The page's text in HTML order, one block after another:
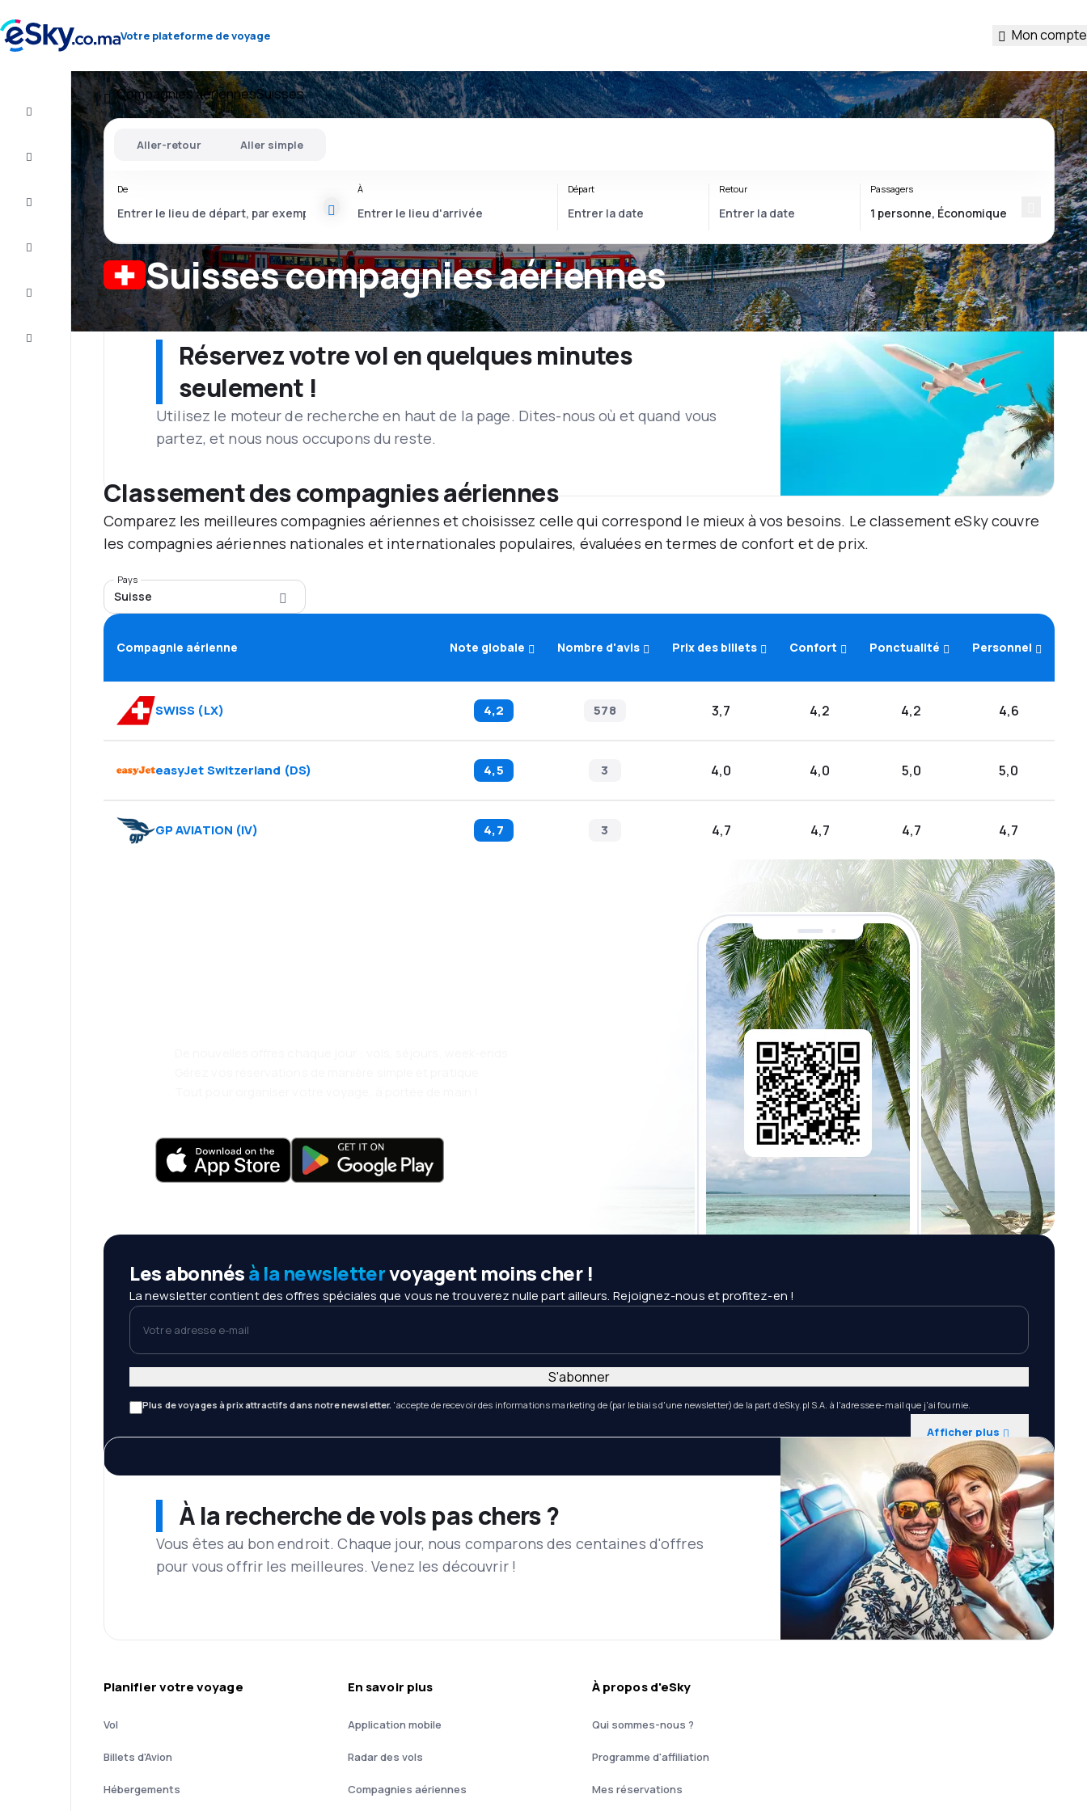
Votre plateforme de voyage Mon compte
Hébergements
Complete
Inspiration
and tips
Customer
Compagnies aériennesSuisses
Suisses compagnies aériennes
Aller-retour Aller simple
De À Départ Retour Passagers
Réservez votre vol en quelques minutes
seulement !
Utilisez le moteur de recherche en haut de la page. Dites-nous où et quand vous
partez, et nous nous occupons du reste.
Classement des compagnies aériennes
Comparez les meilleures compagnies aériennes et choisissez celle qui correspond le mieux à vos besoins. Le classement eSky couvre
les compagnies aériennes nationales et internationales populaires, évaluées en termes de confort et de prix.
Pays
Suisse
Compagnie aérienne Note globale Nombre d'avis Prix des billets Confort Ponctualité Personnel
SWISS (LX) 4,2 578 3,7 4,2 4,2 4,6
easyJet Switzerland (DS) 4,5 3 4,0 4,0 5,0 5,0
GP AVIATION (IV) 4,7 3 4,7 4,7 4,7 4,7
Les abonnésà la newslettervoyagent moins cher !
La newsletter contient des offres spéciales que vous ne trouverez nulle part ailleurs. Rejoignez-nous et profitez-en !
Votre adresse e-mail
Plus de voyages à prix attractifs dans notre newsletter. 'accepte de recevoir des informations marketing de (par le biais d'une newsletter) de la part d'eSky.pl S.A. à l'adresse e-mail que j'ai fournie.
Afficher plus
S'abonner
À la recherche de vols pas chers ?
Vous êtes au bon endroit. Chaque jour, nous comparons des centaines d'offres
pour vous offrir les meilleures. Venez les découvrir !
Planifier votre voyage
Vol
Billets d'Avion
Hébergements
En savoir plus
Application mobile
Radar des vols
Compagnies aériennes
À propos d'eSky
Qui sommes-nous ?
Programme d'affiliation
Mes réservations